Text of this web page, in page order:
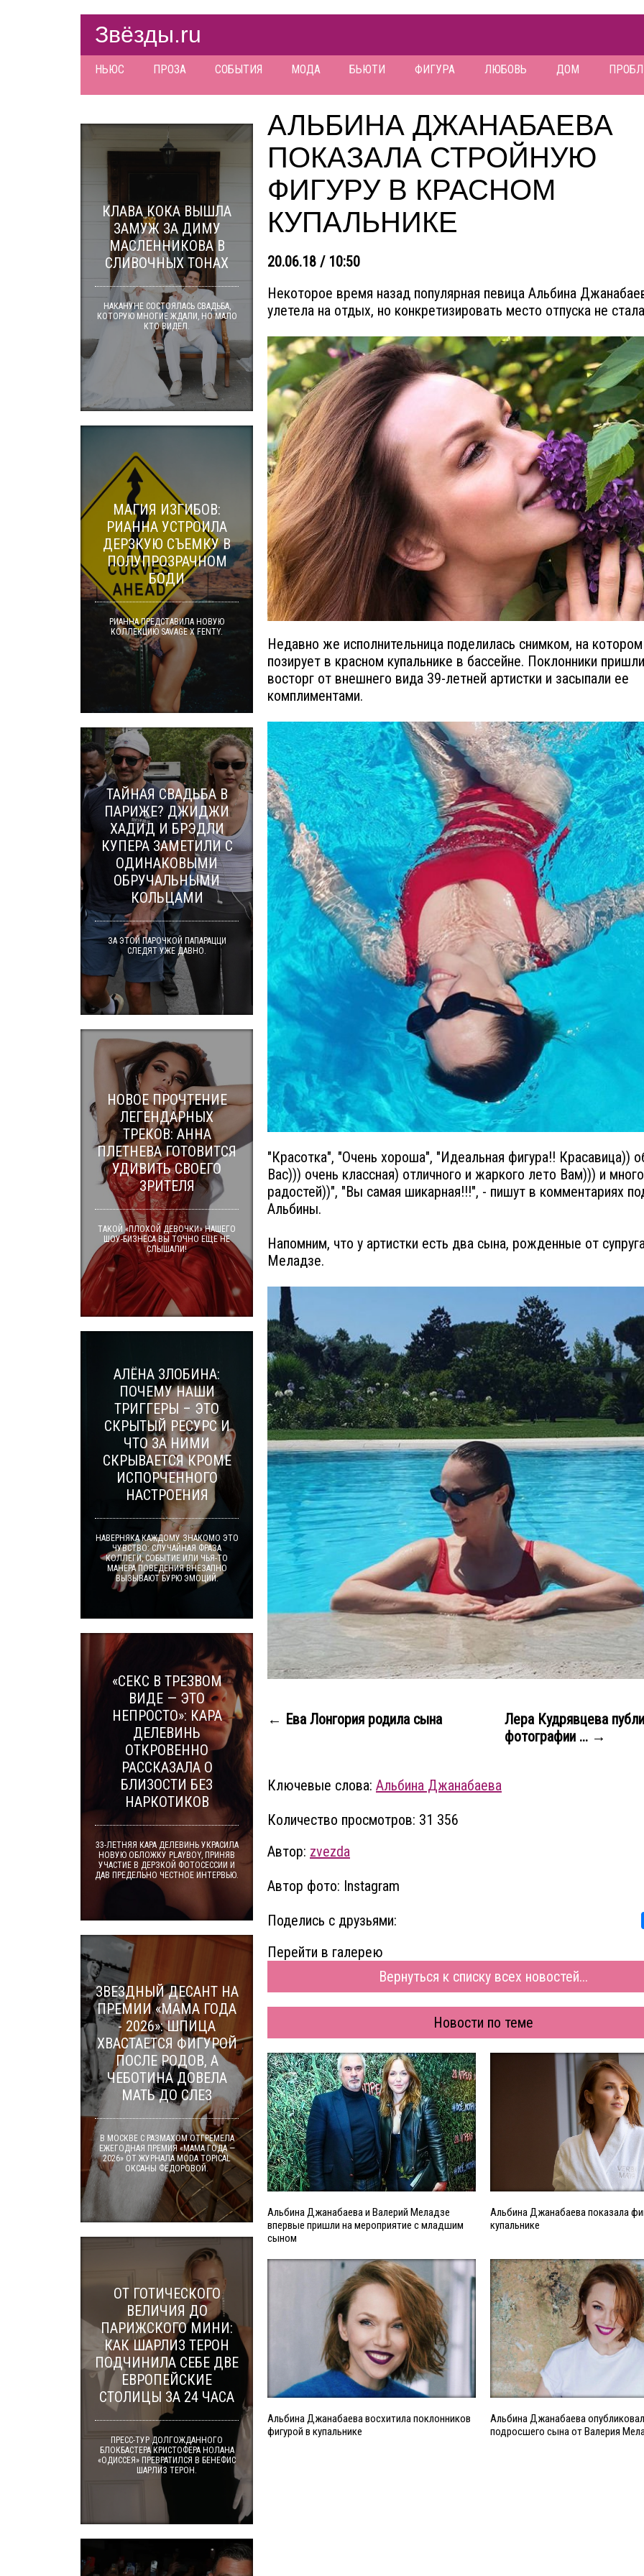
Звёзды.ru
НЬЮС ПРОЗА СОБЫТИЯ МОДА БЬЮТИ ФИГУРА ЛЮБОВЬ ДОМ
АЛЬБИНА ДЖАНАБАЕВА
ПОКАЗАЛА СТРОЙНУЮ
ФИГУРУ В КРАСНОМ
КУПАЛЬНИКЕ
20.06.18 / 10:50
Некоторое время назад популярная певица Альбина
улетела на отдых, но конкретизировать место отпуска не
Недавно же исполнительница поделилась снимком, на котором
позирует в красном купальнике в бассейне. Поклонники
восторг от внешнего вида 39-летней артистки и засыпали ее
комплиментами.
"Красотка", "Очень хороша", "Идеальная фигура!! Красавица))
Вас))) очень классная) отличного и жаркого лето Вам))) и много
радостей))", "Вы самая шикарная!!!", - пишут в комментариях
Альбины.
Напомним, что у артистки есть два сына, рожденные от
Меладзе.
← Ева Лонгория родила сына
Лера Кудрявцева
фотографии ... →
Ключевые слова: Альбина Джанабаева
Количество просмотров: 31 356
Автор: zvezda
Автор фото: Instagram
Поделись с друзьями:
Перейти в галерею
Вернуться к списку всех новостей...
Новости по теме
Альбина Джанабаева и Валерий Меладзе
впервые пришли на мероприятие с младшим
сыном
Альбина Джанабаева показала
купальнике
Альбина Джанабаева восхитила поклонников
фигурой в купальнике
Альбина Джанабаева
подросшего сына от Валерия
КЛАВА КОКА ВЫШЛА
ЗАМУЖ ЗА ДИМУ
МАСЛЕННИКОВА В
СЛИВОЧНЫХ ТОНАХ
НАКАНУНЕ СОСТОЯЛАСЬ СВАДЬБА,
КОТОРУЮ МНОГИЕ ЖДАЛИ, НО МАЛО
КТО ВИДЕЛ.
МАГИЯ ИЗГИБОВ:
РИАННА УСТРОИЛА
ДЕРЗКУЮ СЪЕМКУ В
ПОЛУПРОЗРАЧНОМ
БОДИ
РИАННА ПРЕДСТАВИЛА НОВУЮ
КОЛЛЕКЦИЮ SAVAGE X FENTY.
ТАЙНАЯ СВАДЬБА В
ПАРИЖЕ? ДЖИДЖИ
ХАДИД И БРЭДЛИ
КУПЕРА ЗАМЕТИЛИ С
ОДИНАКОВЫМИ
ОБРУЧАЛЬНЫМИ
КОЛЬЦАМИ
ЗА ЭТОЙ ПАРОЧКОЙ ПАПАРАЦЦИ
СЛЕДЯТ УЖЕ ДАВНО.
НОВОЕ ПРОЧТЕНИЕ
ЛЕГЕНДАРНЫХ
ТРЕКОВ: АННА
ПЛЕТНЕВА ГОТОВИТСЯ
УДИВИТЬ СВОЕГО
ЗРИТЕЛЯ
ТАКОЙ «ПЛОХОЙ ДЕВОЧКИ» НАШЕГО
ШОУ-БИЗНЕСА ВЫ ТОЧНО ЕЩЕ НЕ
СЛЫШАЛИ!
АЛЁНА ЗЛОБИНА:
ПОЧЕМУ НАШИ
ТРИГГЕРЫ – ЭТО
СКРЫТЫЙ РЕСУРС И
ЧТО ЗА НИМИ
СКРЫВАЕТСЯ КРОМЕ
ИСПОРЧЕННОГО
НАСТРОЕНИЯ
НАВЕРНЯКА КАЖДОМУ ЗНАКОМО ЭТО
ЧУВСТВО: СЛУЧАЙНАЯ ФРАЗА
КОЛЛЕГИ, СОБЫТИЕ ИЛИ ЧЬЯ-ТО
МАНЕРА ПОВЕДЕНИЯ ВНЕЗАПНО
ВЫЗЫВАЮТ БУРЮ ЭМОЦИЙ.
«СЕКС В ТРЕЗВОМ
ВИДЕ — ЭТО
НЕПРОСТО»: КАРА
ДЕЛЕВИНЬ
ОТКРОВЕННО
РАССКАЗАЛА О
БЛИЗОСТИ БЕЗ
НАРКОТИКОВ
33-ЛЕТНЯЯ КАРА ДЕЛЕВИНЬ УКРАСИЛА
НОВУЮ ОБЛОЖКУ PLAYBOY, ПРИНЯВ
УЧАСТИЕ В ДЕРЗКОЙ ФОТОСЕССИИ И
ДАВ ПРЕДЕЛЬНО ЧЕСТНОЕ ИНТЕРВЬЮ.
ЗВЕЗДНЫЙ ДЕСАНТ НА
ПРЕМИИ «МАМА ГОДА
- 2026»: ШПИЦА
ХВАСТАЕТСЯ ФИГУРОЙ
ПОСЛЕ РОДОВ, А
ЧЕБОТИНА ДОВЕЛА
МАТЬ ДО СЛЕЗ
В МОСКВЕ С РАЗМАХОМ ОТГРЕМЕЛА
ЕЖЕГОДНАЯ ПРЕМИЯ «МАМА ГОДА —
2026» ОТ ЖУРНАЛА MODA TOPICAL
ОКСАНЫ ФЁДОРОВОЙ.
ОТ ГОТИЧЕСКОГО
ВЕЛИЧИЯ ДО
ПАРИЖСКОГО МИНИ:
КАК ШАРЛИЗ ТЕРОН
ПОДЧИНИЛА СЕБЕ ДВЕ
ЕВРОПЕЙСКИЕ
СТОЛИЦЫ ЗА 24 ЧАСА
ПРЕСС-ТУР ДОЛГОЖДАННОГО
БЛОКБАСТЕРА КРИСТОФЕРА НОЛАНА
«ОДИССЕЯ» ПРЕВРАТИЛСЯ В БЕНЕФИС
ШАРЛИЗ ТЕРОН.